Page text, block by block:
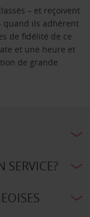
– et reçoivent
quand ils adhèrent
de fidélité de ce
et une heure et
de grande
SERVICE?